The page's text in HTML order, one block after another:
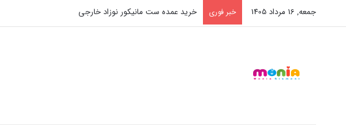
جمعه, 16 مرداد 1405 خبر فوری خرید شامپو سر و بدن 500 میل کودک موستلا